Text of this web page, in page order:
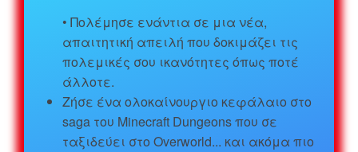
• Πολέμησε ενάντια σε μια νέα,
απαιτητική απειλή που δοκιμάζει τις
πολεμικές σου ικανότητες όπως ποτέ
άλλοτε.
Ζήσε ένα ολοκαίνουργιο κεφάλαιο στο
saga του Minecraft Dungeons που σε
ταξιδεύει στο Overworld... και ακόμα πιο